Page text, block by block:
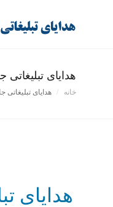
هدایای تبلیغاتی
خانه هدایای تبلیغاتی
هدایای